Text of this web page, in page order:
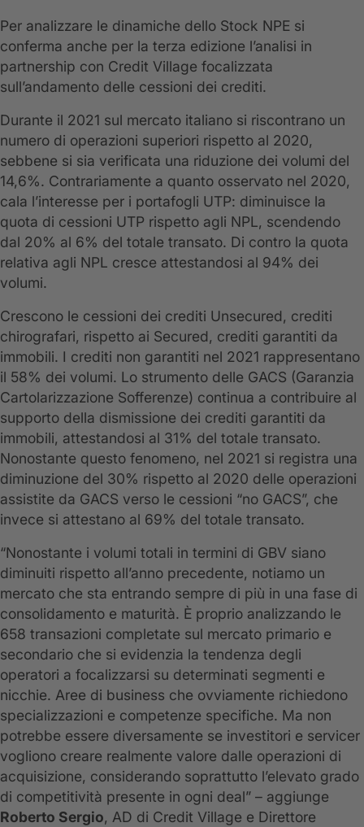
Per analizzare le dinamiche dello Stock NPE si
conferma anche per la terza edizione l’analisi in
partnership con Credit Village focalizzata
sull’andamento delle cessioni dei crediti.
Durante il 2021 sul mercato italiano si riscontrano un
numero di operazioni superiori rispetto al 2020,
sebbene si sia verificata una riduzione dei volumi del
14,6%. Contrariamente a quanto osservato nel 2020,
cala l’interesse per i portafogli UTP: diminuisce la
quota di cessioni UTP rispetto agli NPL, scendendo
dal 20% al 6% del totale transato. Di contro la quota
relativa agli NPL cresce attestandosi al 94% dei
volumi.
Crescono le cessioni dei crediti Unsecured, crediti
chirografari, rispetto ai Secured, crediti garantiti da
immobili. I crediti non garantiti nel 2021 rappresentano
il 58% dei volumi. Lo strumento delle GACS (Garanzia
Cartolarizzazione Sofferenze) continua a contribuire al
supporto della dismissione dei crediti garantiti da
immobili, attestandosi al 31% del totale transato.
Nonostante questo fenomeno, nel 2021 si registra una
diminuzione del 30% rispetto al 2020 delle operazioni
assistite da GACS verso le cessioni “no GACS”, che
invece si attestano al 69% del totale transato.
“Nonostante i volumi totali in termini di GBV siano
diminuiti rispetto all’anno precedente, notiamo un
mercato che sta entrando sempre di più in una fase di
consolidamento e maturità. È proprio analizzando le
658 transazioni completate sul mercato primario e
secondario che si evidenzia la tendenza degli
operatori a focalizzarsi su determinati segmenti e
nicchie. Aree di business che ovviamente richiedono
specializzazioni e competenze specifiche. Ma non
potrebbe essere diversamente se investitori e servicer
vogliono creare realmente valore dalle operazioni di
acquisizione, considerando soprattutto l’elevato grado
di competitività presente in ogni deal” – aggiunge
Roberto Sergio, AD di Credit Village e Direttore